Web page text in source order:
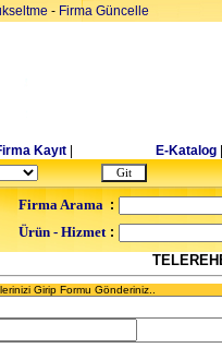
- Firma Güncelle
Kayıt E-Katalog
Firma Arama :
Ürün - Hizmet :
Girip Formu Gönderiniz..